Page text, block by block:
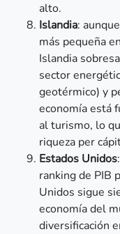
alto.
Islandia:
más pequeña
Islandia
sector
geotérmico) y
economía está
al turismo, lo
riqueza per
Estados Unidos
ranking de PIB
Unidos sigue
economía del
diversificación